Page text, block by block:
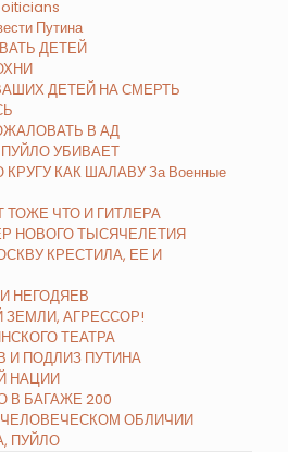
Путина
ДЕТЕЙ
ДЕТЕЙ НА СМЕРТЬ
В АД
УБИВАЕТ
КАК ШАЛАВУ За Военные
ТОЖЕ ЧТО И ГИТЛЕРА
НОВОГО ТЫСЯЧЕЛЕТИЯ
КРЕСТИЛА, ЕЕ И
НЕГОДЯЕВ
ЗЕМЛИ, АГРЕССОР!
ТЕАТРА
ПОДЛИЗ ПУТИНА
НАЦИИ
В БАГАЖЕ 200
ОБЛИЧИИ
ПУЙЛО